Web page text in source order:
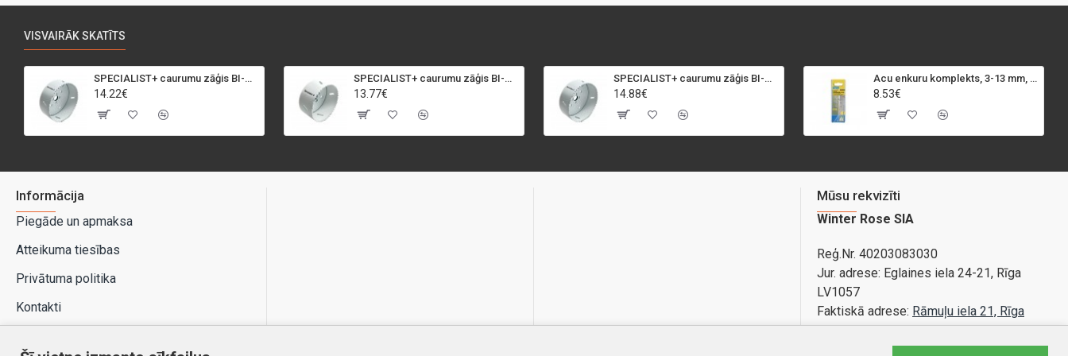
VISVAIRĀK SKATĪTS
SPECIALIST+ caurumu zāģis BI-METAL, 95 mm
14.22€
SPECIALIST+ caurumu zāģis BI-METAL, 92 mm
13.77€
SPECIALIST+ caurumu zāģis BI-METAL, 98 mm
14.88€
Acu enkuru komplekts, 3-13 mm, Rapid, 12 gab.
8.53€
Informācija
Piegāde un apmaksa
Atteikuma tiesības
Privātuma politika
Kontakti
Mūsu rekvizīti
Winter Rose SIA
Reģ.Nr. 40203083030
Jur. adrese: Eglaines iela 24-21, Rīga
LV1057
Faktiskā adrese: Rāmuļu iela 21, Rīga
Bankas konts: LV89PARX0020365840001